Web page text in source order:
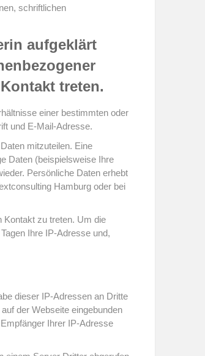
schriftlichen
aufgeklärt
treten.
einer bestimmten oder
und E-Mail-Adresse.
mitzuteilen. Eine
Daten (beispielsweise Ihre
Persönliche Daten erhebt
Hamburg oder bei
Kontakt zu treten. Um die
Ihre IP-Adresse und,
dieser IP-Adressen an Dritte
der Webseite eingebunden
Ihrer IP-Adresse